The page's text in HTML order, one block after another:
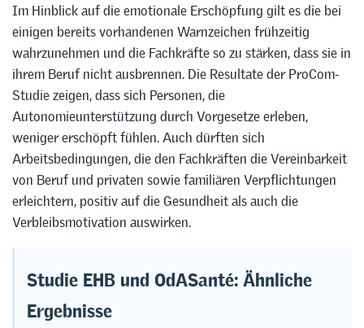
Im Hinblick auf die emotionale Erschöpfung gilt es die bei
einigen bereits vorhandenen Warnzeichen frühzeitig
wahrzunehmen und die Fachkräfte so zu stärken, dass sie in
ihrem Beruf nicht ausbrennen. Die Resultate der ProCom-
Studie zeigen, dass sich Personen, die
Autonomieunterstützung durch Vorgesetze erleben,
weniger erschöpft fühlen. Auch dürften sich
Arbeitsbedingungen, die den Fachkräften die Vereinbarkeit
von Beruf und privaten sowie familiären Verpflichtungen
erleichtern, positiv auf die Gesundheit als auch die
Verbleibsmotivation auswirken.
Studie EHB und OdASanté: Ähnliche
Ergebnisse